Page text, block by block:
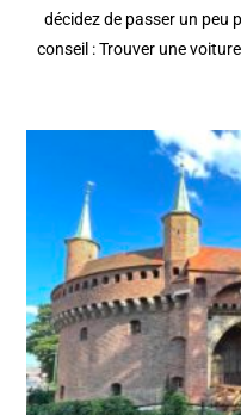
décidez de passer un peu
conseil : Trouver une